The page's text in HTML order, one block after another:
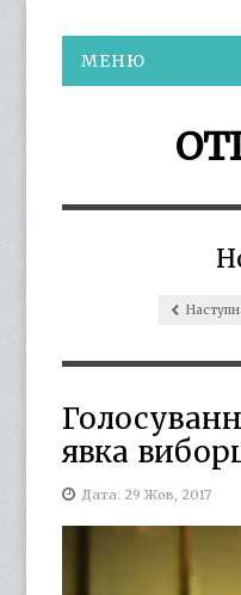
МЕНЮ
явка
Дата: 29 Жов, 2017